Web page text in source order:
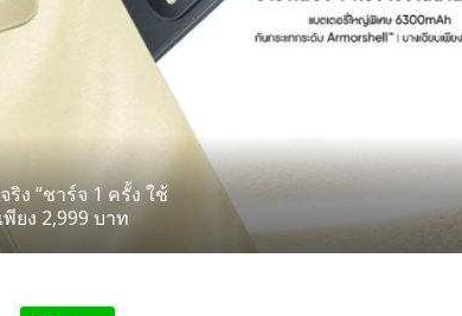
ง “ชาร์จ 1 ครั้ง ใช้
ยง 2,999 บาท